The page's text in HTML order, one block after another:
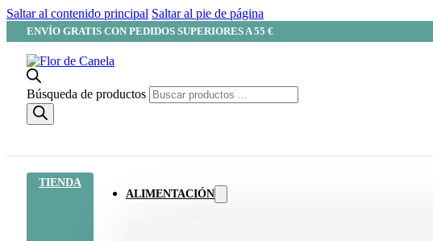
Saltar al contenido principal Saltar al pie de página
ENVÍO GRATIS CON PEDIDOS SUPERIORES A 55 €
Búsqueda de productos
TIENDA
ALIMENTACIÓN